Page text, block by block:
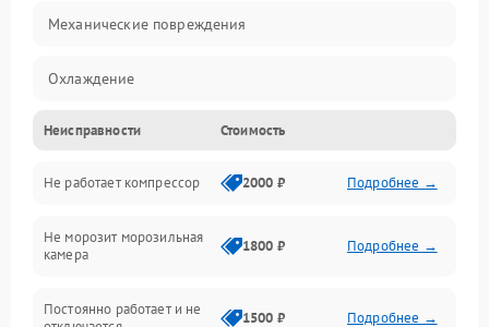
Механические повреждения
Охлаждение
Механика
Электропитание
Дренаж
Неисправности Стоимость
Не работает компрессор 2000 ₽ Подробнее →
Не морозит морозильная
камера
1800 ₽ Подробнее →
Постоянно работает и не
1500 ₽ Подробнее →